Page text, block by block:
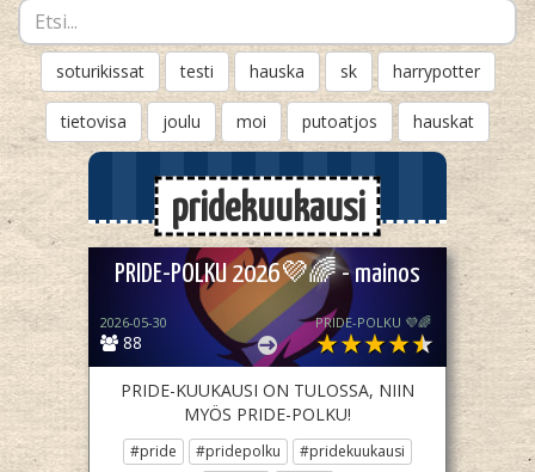
soturikissat testi hauska sk harrypotter
tietovisa joulu moi putoatjos hauskat
pridekuukausi
PRIDE-POLKU 2026💜🌈 - mainos
88
2026-05-30 PRIDE-POLKU 💜🌈
PRIDE-KUUKAUSI ON TULOSSA, NIIN
MYÖS PRIDE-POLKU!
#pride #pridepolku
#pridekuukausi